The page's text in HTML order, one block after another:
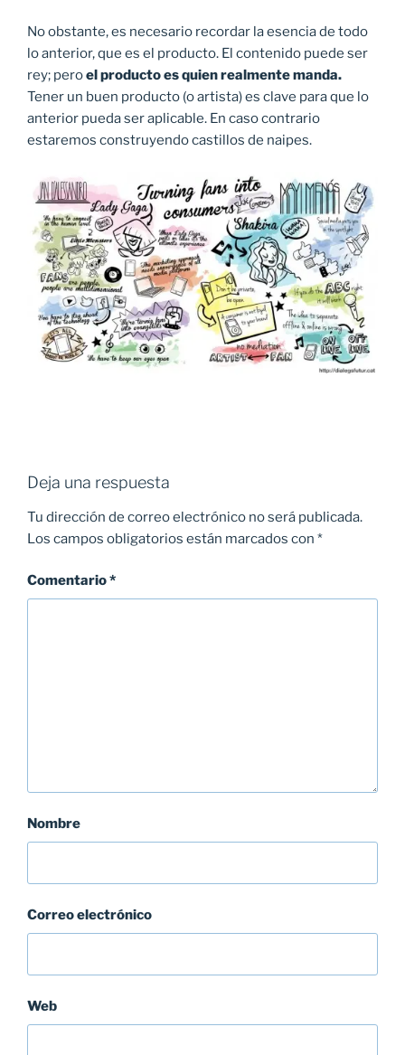
No obstante, es necesario recordar la esencia de todo
lo anterior, que es el producto. El contenido puede ser
rey; peroel producto es quien realmente manda.
Tener un buen producto (o artista) es clave para que lo
anterior pueda ser aplicable. En caso contrario
estaremos construyendo castillos de naipes.
Deja una respuesta
Tu dirección de correo electrónico no será publicada.
Los campos obligatorios están marcados con *
Comentario*
Nombre
Correo electrónico
Web